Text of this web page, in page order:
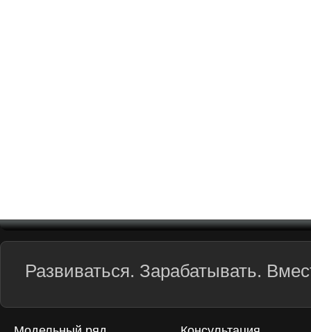
Развиваться. Зарабатывать.